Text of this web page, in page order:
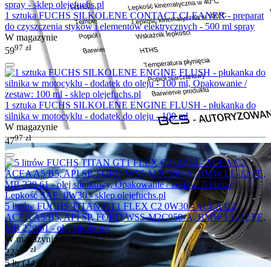
1 sztuka FUCHS SILKOLENE CONTACT CLEANER - preparat
do czyszczenia styków i elementów elektrycznych - 500 ml spray
W magazynie
5997 zł
1 sztuka FUCHS SILKOLENE ENGINE FLUSH - płukanka do
silnika w motocyklu - dodatek do oleju - 100 ml
W magazynie
4797 zł
5 litrów FUCHS TITAN GT1 FLEX C2 0W30 - ACEA C2,
ACEA A5/B5, API SP, FORD WSS-M2C950-A, BMW LL-12 FE,
MB 229.61 - olej silnikowy
W magazynie
22400 zł
5 ltr (44.80 zł za ltr)